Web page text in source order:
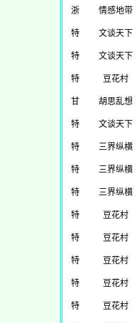
浙 情感地带
特 文谈天下
特 文谈天下
特 豆花村
甘 胡思乱想
特 文谈天下
特 三界纵横
特 三界纵横
特 三界纵横
特 豆花村
特 豆花村
特 豆花村
特 豆花村
特 豆花村